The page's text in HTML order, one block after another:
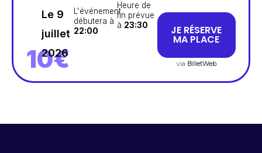
10€
Le 9
juillet
2026
L'événement
débutera à
22:00
Heure de
fin prévue
à 23:30 JE RÉSERVE
MA PLACE
via BilletWeb